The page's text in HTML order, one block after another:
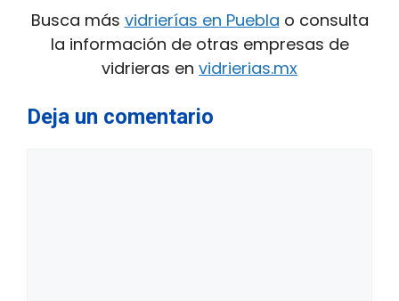
Busca más vidrierías en Puebla o consulta
la información de otras empresas de
vidrieras en vidrierias.mx
Deja un comentario